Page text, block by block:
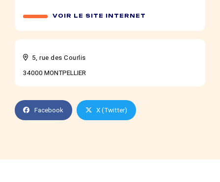
VOIR LE SITE INTERNET
5, rue des Courlis
34000 MONTPELLIER
Facebook X (Twitter)